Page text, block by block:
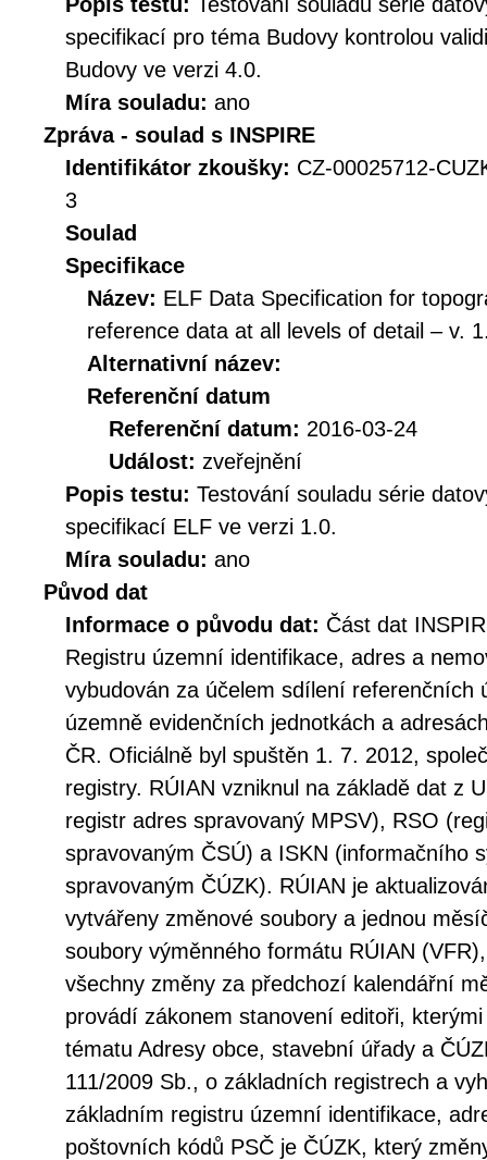
specifikací pro téma Budovy kontrolou
Budovy ve verzi 4.0.
Míra souladu: ano
Zpráva - soulad s INSPIRE
Identifikátor zkoušky: CZ-00025712-
3
Soulad
Specifikace
Název: ELF Data Specification for
reference data at all levels of detail – v.
Alternativní název:
Referenční datum
Referenční datum: 2016-03-24
Událost: zveřejnění
Popis testu: Testování souladu série
specifikací ELF ve verzi 1.0.
Míra souladu: ano
Původ dat
Informace o původu dat: Část dat
Registru územní identifikace, adres a
vybudován za účelem sdílení referenčních
územně evidenčních jednotkách a
ČR. Oficiálně byl spuštěn 1. 7. 2012,
registry. RÚIAN vzniknul na základě dat z
registr adres spravovaný MPSV), RSO
spravovaným ČSÚ) a ISKN (informačního
spravovaným ČÚZK). RÚIAN je
vytvářeny změnové soubory a jednou
soubory výměnného formátu RÚIAN
všechny změny za předchozí kalendářní
provádí zákonem stanovení editoři,
tématu Adresy obce, stavební úřady a
111/2009 Sb., o základních registrech a
základním registru územní identifikace,
poštovních kódů PSČ je ČÚZK, který